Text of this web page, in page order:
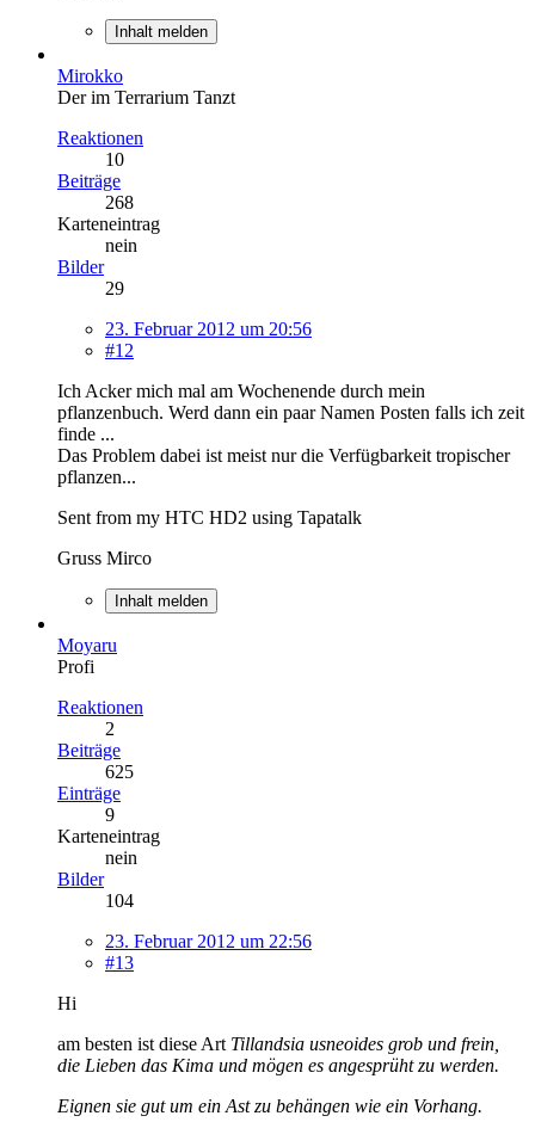
Inhalt melden
Mirokko
Der im Terrarium Tanzt
Reaktionen
10
Beiträge
268
Karteneintrag
nein
Bilder
29
23. Februar 2012 um 20:56
#12
Ich Acker mich mal am Wochenende durch mein
pflanzenbuch. Werd dann ein paar Namen Posten falls ich zeit
finde ...
Das Problem dabei ist meist nur die Verfügbarkeit tropischer
pflanzen...
Sent from my HTC HD2 using Tapatalk
Gruss Mirco
Inhalt melden
Moyaru
Profi
Reaktionen
2
Beiträge
625
Einträge
9
Karteneintrag
nein
Bilder
104
23. Februar 2012 um 22:56
#13
Hi
am besten ist diese Art Tillandsia usneoides grob und frein,
die Lieben das Kima und mögen es angesprüht zu werden.
Eignen sie gut um ein Ast zu behängen wie ein Vorhang.